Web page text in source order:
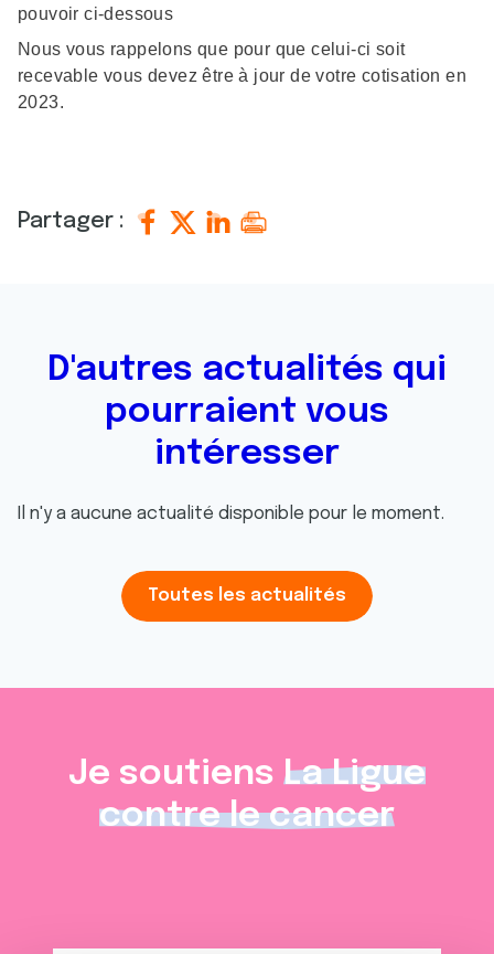
pouvoir ci-dessous
Nous vous rappelons que pour que celui-ci soit
recevable vous devez être à jour de votre cotisation en
2023.
Partager :
D'autres actualités qui
pourraient vous
intéresser
Il n'y a aucune actualité disponible pour le moment.
Toutes les actualités
Je soutiens La Ligue
contre le cancer